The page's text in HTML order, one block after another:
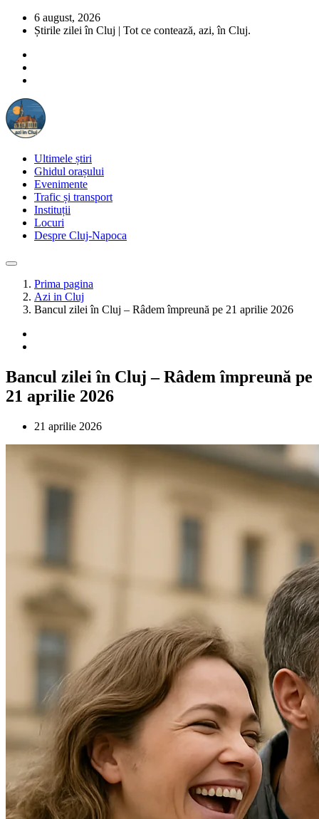
6 august, 2026
Știrile zilei în Cluj | Tot ce contează, azi, în Cluj.
Ultimele știri
Ghidul orașului
Evenimente
Trafic și transport
Instituții
Locuri
Despre Cluj-Napoca
Prima pagina
Azi in Cluj
Bancul zilei în Cluj – Râdem împreună pe 21 aprilie 2026
Bancul zilei în Cluj – Râdem împreună pe
21 aprilie 2026
21 aprilie 2026